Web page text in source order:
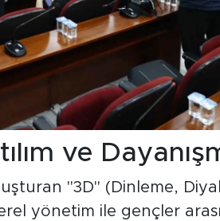
ve
"3D" (Dinleme,
yönetim ile gençler